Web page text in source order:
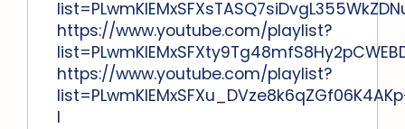
https://www.youtube.com/playlist?
https://www.youtube.com/playlist?
l